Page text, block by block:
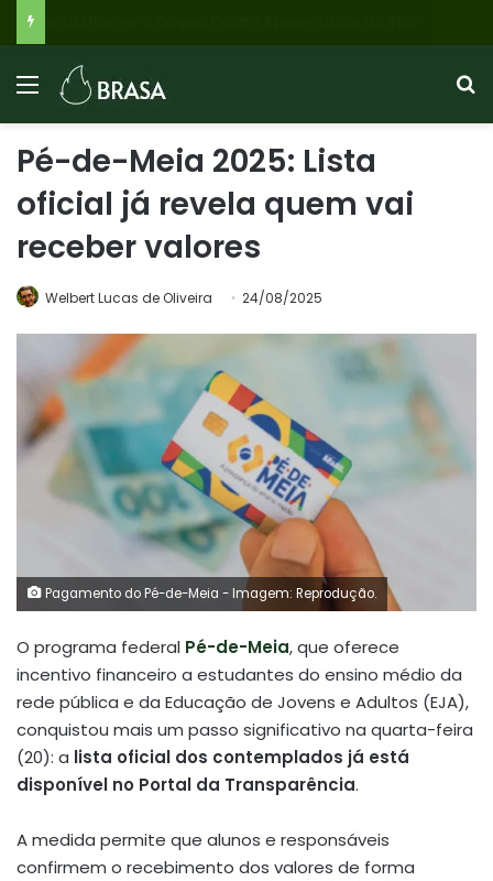
Pé-de-Meia 2025: Lista
oficial já revela quem vai
receber valores
Welbert Lucas de Oliveira 24/08/2025
Pagamento do Pé-de-Meia - Imagem: Reprodução.
O programa federal Pé-de-Meia, que oferece
incentivo financeiro a estudantes do ensino médio da
rede pública e da Educação de Jovens e Adultos (EJA),
conquistou mais um passo significativo na quarta-feira
(20): a lista oficial dos contemplados já está
disponível no Portal da Transparência.
A medida permite que alunos e responsáveis
confirmem o recebimento dos valores de forma